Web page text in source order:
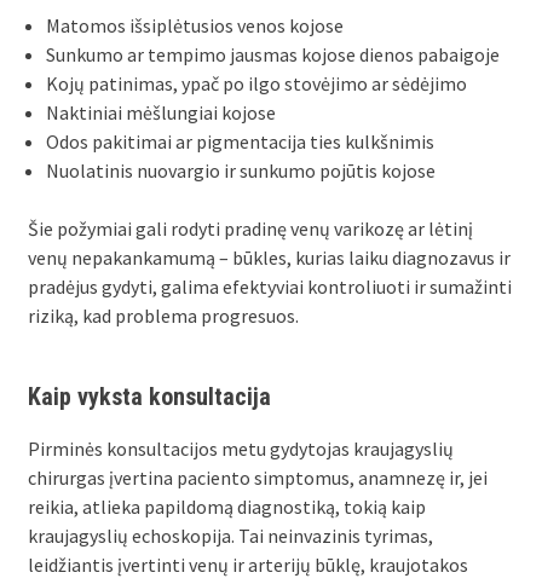
Matomos išsiplėtusios venos kojose
Sunkumo ar tempimo jausmas kojose dienos pabaigoje
Kojų patinimas, ypač po ilgo stovėjimo ar sėdėjimo
Naktiniai mėšlungiai kojose
Odos pakitimai ar pigmentacija ties kulkšnimis
Nuolatinis nuovargio ir sunkumo pojūtis kojose
Šie požymiai gali rodyti pradinę venų varikozę ar lėtinį
venų nepakankamumą – būkles, kurias laiku diagnozavus ir
pradėjus gydyti, galima efektyviai kontroliuoti ir sumažinti
riziką, kad problema progresuos.
Kaip vyksta konsultacija
Pirminės konsultacijos metu gydytojas kraujagyslių
chirurgas įvertina paciento simptomus, anamnezę ir, jei
reikia, atlieka papildomą diagnostiką, tokią kaip
kraujagyslių echoskopija. Tai neinvazinis tyrimas,
leidžiantis įvertinti venų ir arterijų būklę, kraujotakos